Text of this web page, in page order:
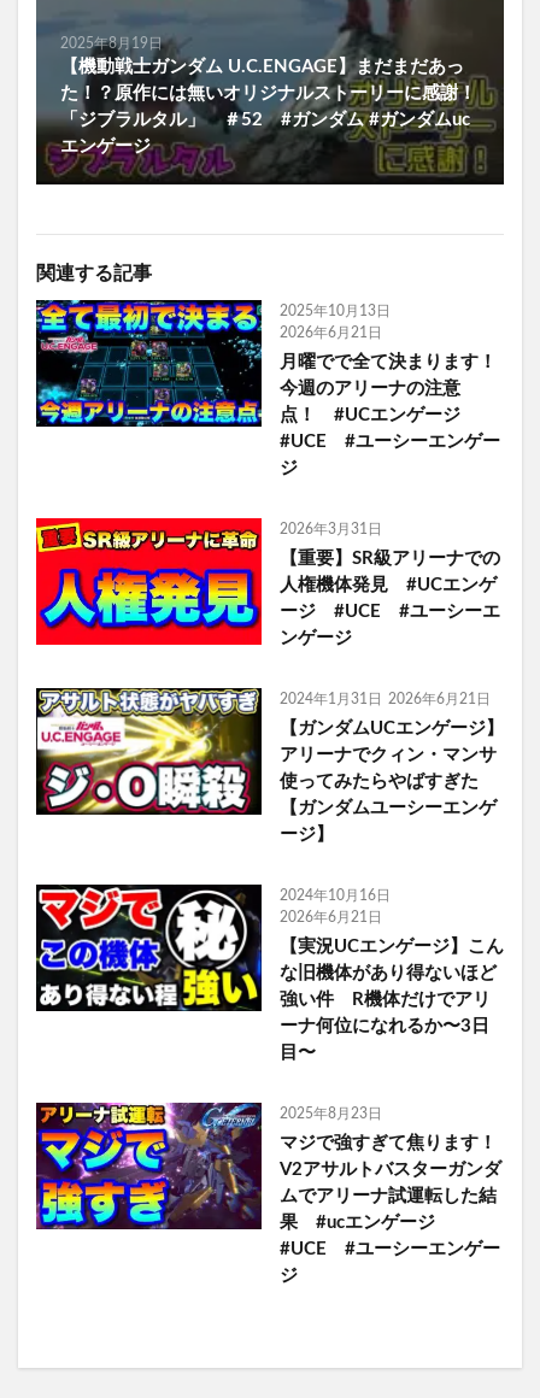
2025年8月19日
【機動戦士ガンダム U.C.ENGAGE】まだまだあっ
た！？原作には無いオリジナルストーリーに感謝！
「ジブラルタル」 ＃52 #ガンダム #ガンダムuc
エンゲージ
関連する記事
2025年10月13日
2026年6月21日
月曜でで全て決まります！
今週のアリーナの注意
点！ #UCエンゲージ
#UCE #ユーシーエンゲー
ジ
2026年3月31日
【重要】SR級アリーナでの
人権機体発見 #UCエンゲ
ージ #UCE #ユーシーエ
ンゲージ
2024年1月31日 2026年6月21日
【ガンダムUCエンゲージ】
アリーナでクィン・マンサ
使ってみたらやばすぎた
【ガンダムユーシーエンゲ
ージ】
2024年10月16日
2026年6月21日
【実況UCエンゲージ】こん
な旧機体があり得ないほど
強い件 R機体だけでアリ
ーナ何位になれるか〜3日
目〜
2025年8月23日
マジで強すぎて焦ります！
V2アサルトバスターガンダ
ムでアリーナ試運転した結
果 #ucエンゲージ
#UCE #ユーシーエンゲー
ジ